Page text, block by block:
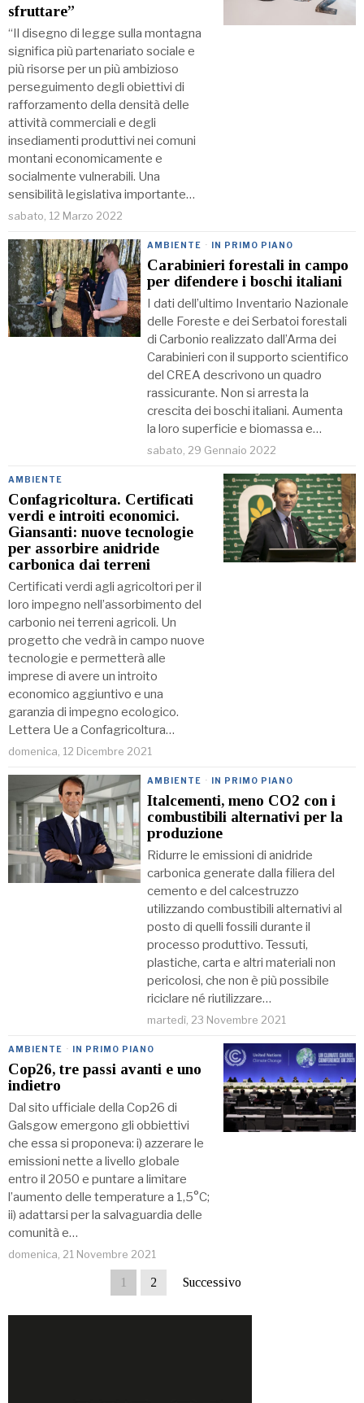
sfruttare”
“Il disegno di legge sulla montagna
significa più partenariato sociale e
più risorse per un più ambizioso
perseguimento degli obiettivi di
rafforzamento della densità delle
attività commerciali e degli
insediamenti produttivi nei comuni
montani economicamente e
socialmente vulnerabili. Una
sensibilità legislativa importante…
sabato, 12 Marzo 2022
AMBIENTE · IN PRIMO PIANO
Carabinieri forestali in campo
per difendere i boschi italiani
I dati dell’ultimo Inventario Nazionale
delle Foreste e dei Serbatoi forestali
di Carbonio realizzato dall’Arma dei
Carabinieri con il supporto scientifico
del CREA descrivono un quadro
rassicurante. Non si arresta la
crescita dei boschi italiani. Aumenta
la loro superficie e biomassa e…
sabato, 29 Gennaio 2022
AMBIENTE
Confagricoltura. Certificati
verdi e introiti economici.
Giansanti: nuove tecnologie
per assorbire anidride
carbonica dai terreni
Certificati verdi agli agricoltori per il
loro impegno nell’assorbimento del
carbonio nei terreni agricoli. Un
progetto che vedrà in campo nuove
tecnologie e permetterà alle
imprese di avere un introito
economico aggiuntivo e una
garanzia di impegno ecologico.
Lettera Ue a Confagricoltura…
domenica, 12 Dicembre 2021
AMBIENTE · IN PRIMO PIANO
Italcementi, meno CO2 con i
combustibili alternativi per la
produzione
Ridurre le emissioni di anidride
carbonica generate dalla filiera del
cemento e del calcestruzzo
utilizzando combustibili alternativi al
posto di quelli fossili durante il
processo produttivo. Tessuti,
plastiche, carta e altri materiali non
pericolosi, che non è più possibile
riciclare né riutilizzare…
martedì, 23 Novembre 2021
AMBIENTE · IN PRIMO PIANO
Cop26, tre passi avanti e uno
indietro
Dal sito ufficiale della Cop26 di
Galsgow emergono gli obbiettivi
che essa si proponeva: i) azzerare le
emissioni nette a livello globale
entro il 2050 e puntare a limitare
l’aumento delle temperature a 1,5°C;
ii) adattarsi per la salvaguardia delle
comunità e…
domenica, 21 Novembre 2021
1 2 Successivo